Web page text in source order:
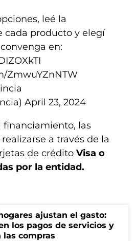
leé la
cada producto y elegí
en:
ZmwuYZnNTW
April 23, 2024
financiamiento, las
a través de la
de crédito Visa o
por la entidad.
ajustan el gasto:
los pagos de servicios y
las compras